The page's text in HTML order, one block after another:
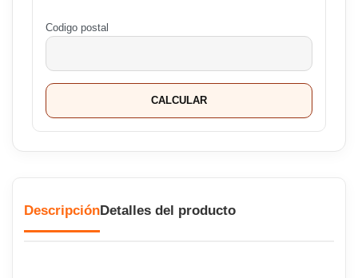
Codigo postal
CALCULAR
DescripciónDetalles del producto